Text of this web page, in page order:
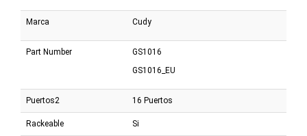
Marca Cudy
Part Number
GS1016
GS1016_EU
Puertos2 16 Puertos
Rackeable Si